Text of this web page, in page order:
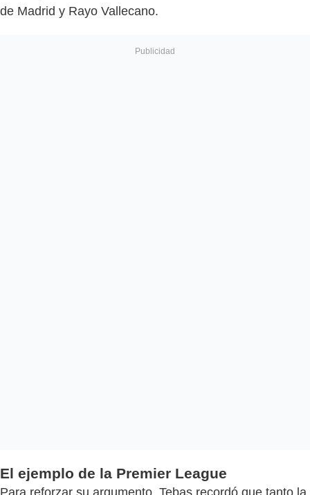
de Madrid y Rayo Vallecano.
El ejemplo de la Premier League
Para reforzar su argumento, Tebas recordó que tanto la